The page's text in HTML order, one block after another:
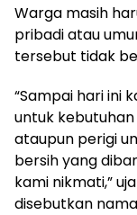
Warga masih
pribadi atau
tersebut tidak
“Sampai hari ini
untuk
ataupun perigi
bersih yang
kami nikmati,”
disebutkan